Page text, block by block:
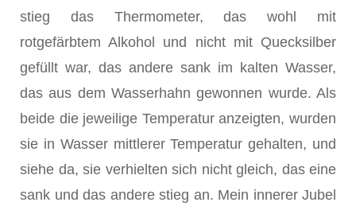
stieg das Thermometer, das wohl mit
rotgefärbtem Alkohol und nicht mit Quecksilber
gefüllt war, das andere sank im kalten Wasser,
das aus dem Wasserhahn gewonnen wurde. Als
beide die jeweilige Temperatur anzeigten, wurden
sie in Wasser mittlerer Temperatur gehalten, und
siehe da, sie verhielten sich nicht gleich, das eine
sank und das andere stieg an. Mein innerer Jubel